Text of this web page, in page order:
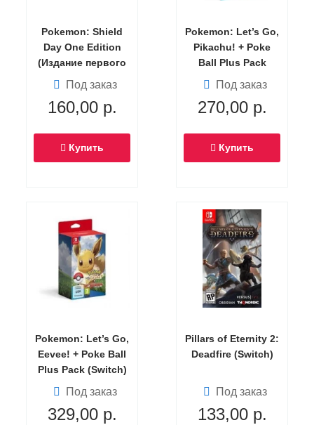
Pokemon: Shield
Day One Edition
(Издание первого
дня) (Switch)
Под заказ
160,00р.
Купить
Pokemon: Let’s Go,
Pikachu! + Poke
Ball Plus Pack
(Switch)
Под заказ
270,00р.
Купить
Pokemon: Let’s Go,
Eevee! + Poke Ball
Plus Pack (Switch)
Под заказ
329,00р.
Pillars of Eternity 2:
Deadfire (Switch)
Под заказ
133,00р.